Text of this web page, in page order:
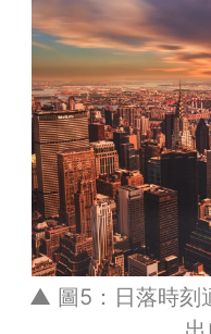
▲ 圖5：日落時刻